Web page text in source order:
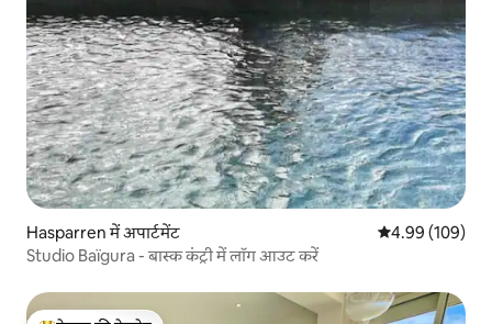
Hasparren में अपार्टमेंट औसत रेटिंग 5 में से
4.99 (109)
Studio Baïgura - बास्क कंट्री में लॉग आउट करें